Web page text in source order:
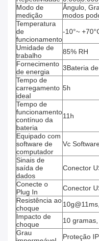
Modo de
medição
Ângulo,
modos
Temperatura
de
funcionamento
-10°~
Umidade de
trabalho
85% RH
Fornecimento
de energia
3Bateria
Tempo de
carregamento
ideal
5h
Tempo de
funcionamento
contínuo da
bateria
11h
Equipado com
software de
computador
Vc
Sinais de
saída de
dados
Conector
Conecte o
Plug In
Conector
Resistência ao
choque
Impacto de
choque
10
Grau
Proteção